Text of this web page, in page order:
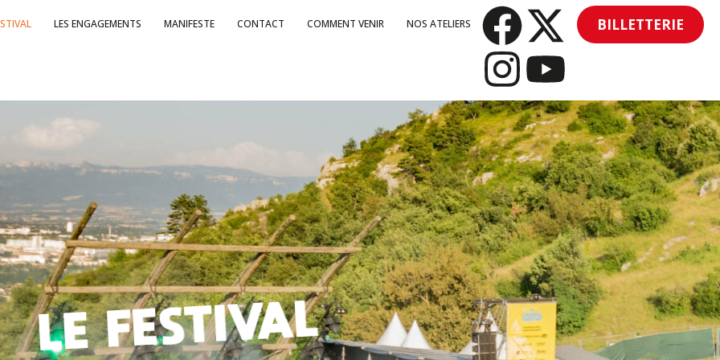
LES ENGAGEMENTS MANIFESTE CONTACT COMMENT VENIR NOS ATELIERS BILLETTERIE
LE FESTIVAL